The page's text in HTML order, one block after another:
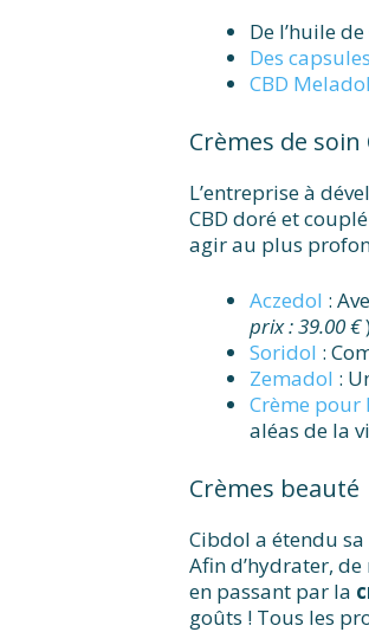
De l’huile
Des
CBD Meladol
Crèmes de soin
L’entreprise à
CBD doré et
agir au plus
Aczedol :
prix : 39.00 €
Soridol :
Zemadol :
Crème pour
aléas de la
Crèmes beauté
Cibdol a étendu
Afin d’hydrater,
en passant par la
goûts ! Tous les